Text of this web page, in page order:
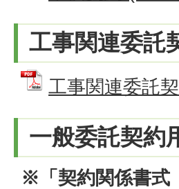
工事関連委託
工事関連委託
一般委託契約
※「契約関係書式